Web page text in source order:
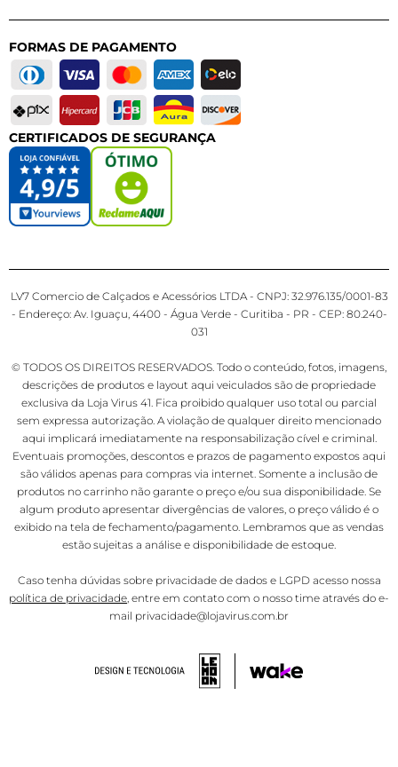
FORMAS DE PAGAMENTO
CERTIFICADOS DE SEGURANÇA
LV7 Comercio de Calçados e Acessórios LTDA - CNPJ: 32.976.135/0001-83
- Endereço: Av. Iguaçu, 4400 - Água Verde - Curitiba - PR - CEP: 80.240-
031
© TODOS OS DIREITOS RESERVADOS. Todo o conteúdo, fotos, imagens,
descrições de produtos e layout aqui veiculados são de propriedade
exclusiva da Loja Virus 41. Fica proibido qualquer uso total ou parcial
sem expressa autorização. A violação de qualquer direito mencionado
aqui implicará imediatamente na responsabilização cível e criminal.
Eventuais promoções, descontos e prazos de pagamento expostos aqui
são válidos apenas para compras via internet. Somente a inclusão de
produtos no carrinho não garante o preço e/ou sua disponibilidade. Se
algum produto apresentar divergências de valores, o preço válido é o
exibido na tela de fechamento/pagamento. Lembramos que as vendas
estão sujeitas a análise e disponibilidade de estoque.
Caso tenha dúvidas sobre privacidade de dados e LGPD acesso nossa
política de privacidade , entre em contato com o nosso time através do e-
mail privacidade@lojavirus.com.br